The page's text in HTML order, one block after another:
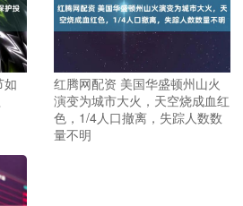
如
红腾网配资 美国华盛顿州山火
演变为城市大火，天空烧成血红
色，1/4人口撤离，失踪人数数
量不明